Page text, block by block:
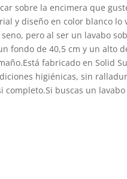
sobre la encimera que
y diseño en color blanco lo
pero al ser un lavabo
fondo de 40,5 cm y un alto
fabricado en Solid
higiénicas, sin
buscas un